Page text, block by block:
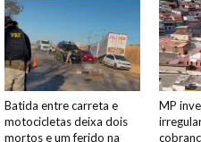
Batida entre carreta e
motocicletas deixa dois
mortos e um ferido na
MP